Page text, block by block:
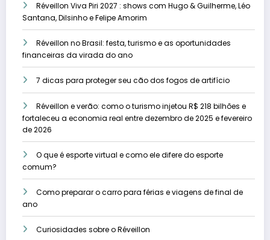
Réveillon Viva Piri 2027 : shows com Hugo & Guilherme, Léo
Santana, Dilsinho e Felipe Amorim
Réveillon no Brasil: festa, turismo e as oportunidades
financeiras da virada do ano
7 dicas para proteger seu cão dos fogos de artifício
Réveillon e verão: como o turismo injetou R$ 218 bilhões e
fortaleceu a economia real entre dezembro de 2025 e fevereiro
de 2026
O que é esporte virtual e como ele difere do esporte
comum?
Como preparar o carro para férias e viagens de final de
ano
Curiosidades sobre o Réveillon